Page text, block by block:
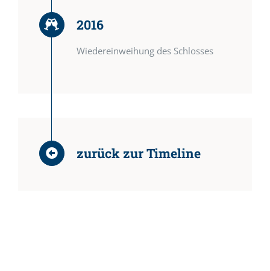
2016
Wiedereinweihung des Schlosses
zurück zur Timeline